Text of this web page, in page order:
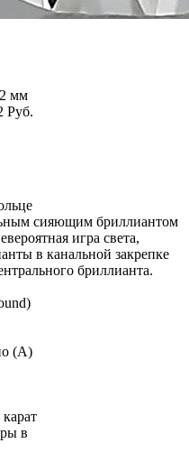
мм
Руб.
сияющим бриллиантом
игра света,
в канальной закрепке
бриллианта.
(А)
в